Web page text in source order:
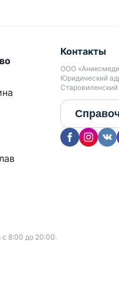
с 8:00 до 20:00.
Контакты
ООО
Юридический